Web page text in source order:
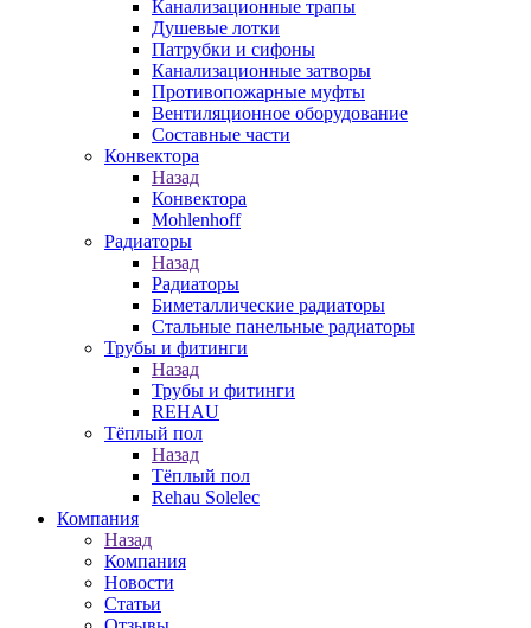
Канализационные трапы
Душевые лотки
Патрубки и сифоны
Канализационные затворы
Противопожарные муфты
Вентиляционное оборудование
Составные части
Конвектора
Назад
Конвектора
Mohlenhoff
Радиаторы
Назад
Радиаторы
Биметаллические радиаторы
Стальные панельные радиаторы
Трубы и фитинги
Назад
Трубы и фитинги
REHAU
Тёплый пол
Назад
Тёплый пол
Rehau Solelec
Компания
Назад
Компания
Новости
Статьи